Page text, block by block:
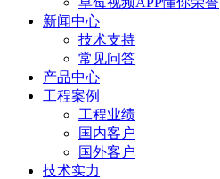
新闻中心
技术支持
常见问答
产品中心
工程案例
工程业绩
国内客户
国外客户
技术实力